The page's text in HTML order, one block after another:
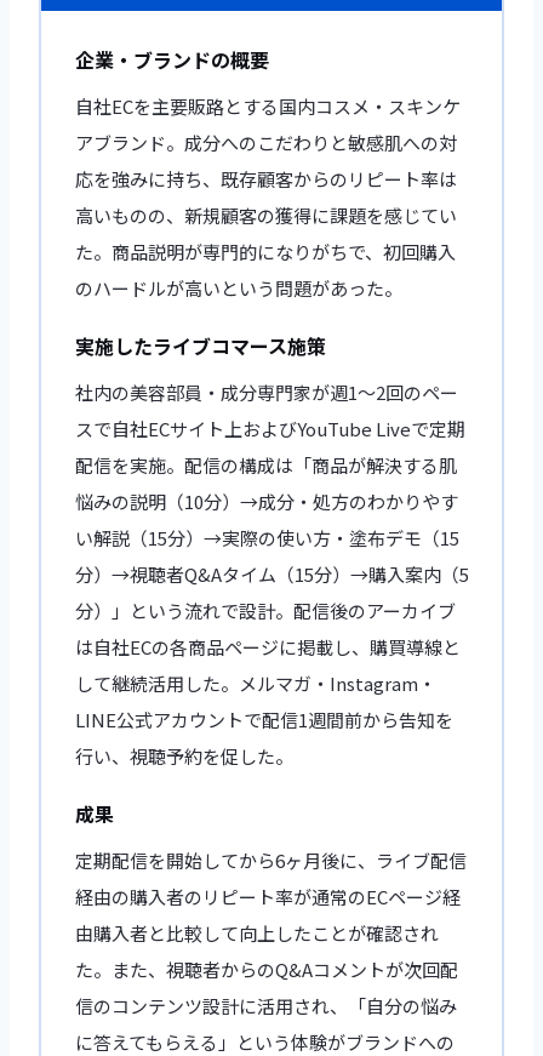
企業・ブランドの概要
自社ECを主要販路とする国内コスメ・スキンケ
アブランド。成分へのこだわりと敏感肌への対
応を強みに持ち、既存顧客からのリピート率は
高いものの、新規顧客の獲得に課題を感じてい
た。商品説明が専門的になりがちで、初回購入
のハードルが高いという問題があった。
実施したライブコマース施策
社内の美容部員・成分専門家が週1〜2回のペー
スで自社ECサイト上およびYouTube Liveで定期
配信を実施。配信の構成は「商品が解決する肌
悩みの説明（10分）→成分・処方のわかりやす
い解説（15分）→実際の使い方・塗布デモ（15
分）→視聴者Q&Aタイム（15分）→購入案内（5
分）」という流れで設計。配信後のアーカイブ
は自社ECの各商品ページに掲載し、購買導線と
して継続活用した。メルマガ・Instagram・
LINE公式アカウントで配信1週間前から告知を
行い、視聴予約を促した。
成果
定期配信を開始してから6ヶ月後に、ライブ配信
経由の購入者のリピート率が通常のECページ経
由購入者と比較して向上したことが確認され
た。また、視聴者からのQ&Aコメントが次回配
信のコンテンツ設計に活用され、「自分の悩み
に答えてもらえる」という体験がブランドへの